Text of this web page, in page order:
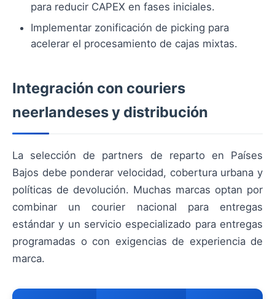
para reducir CAPEX en fases iniciales.
Implementar zonificación de picking para
acelerar el procesamiento de cajas mixtas.
Integración con couriers
neerlandeses y distribución
La selección de partners de reparto en Países
Bajos debe ponderar velocidad, cobertura urbana y
políticas de devolución. Muchas marcas optan por
combinar un courier nacional para entregas
estándar y un servicio especializado para entregas
programadas o con exigencias de experiencia de
marca.